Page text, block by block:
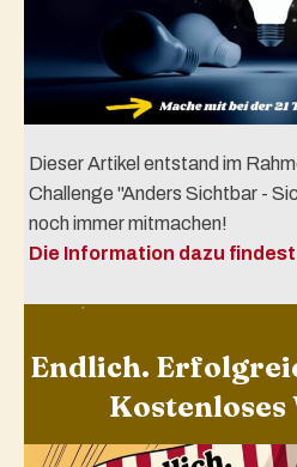
Dieser Artikel entstand im
Challenge "Anders Sichtbar -
noch immer mitmachen!
Die Information dazu findest
Endlich.